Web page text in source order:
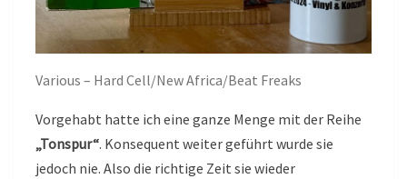
Various – Hard Cell/New Africa/Beat Freaks
Vorgehabt hatte ich eine ganze Menge mit der Reihe
„Tonspur“. Konsequent weiter geführt wurde sie
jedoch nie. Also die richtige Zeit sie wieder